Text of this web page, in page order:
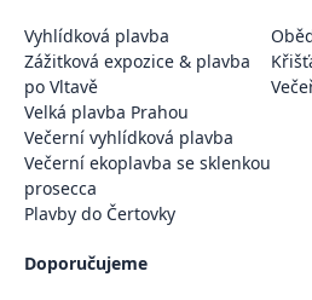
Vyhlídková plavba
Zážitková expozice & plavba
po Vltavě
Velká plavba Prahou
Večerní vyhlídková plavba
Večerní ekoplavba se sklenkou
prosecca
Plavby do Čertovky
Doporučujeme